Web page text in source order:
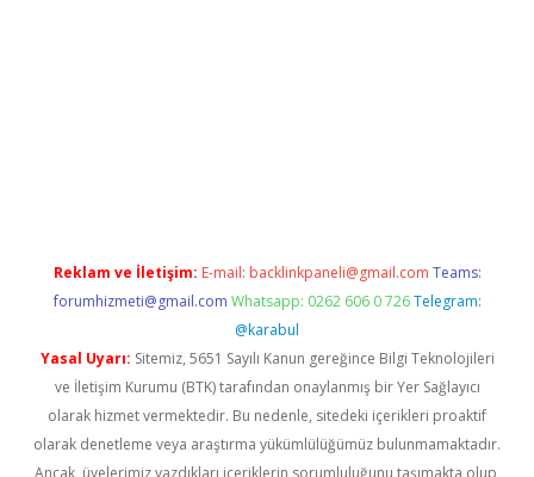
Reklam ve İletişim: E-mail: backlinkpaneli@gmail.com Teams:
forumhizmeti@gmail.com Whatsapp: 0262 606 0 726 Telegram:
@karabul
Yasal Uyarı: Sitemiz, 5651 Sayılı Kanun gereğince Bilgi Teknolojileri
ve İletişim Kurumu (BTK) tarafından onaylanmış bir Yer Sağlayıcı
olarak hizmet vermektedir. Bu nedenle, sitedeki içerikleri proaktif
olarak denetleme veya araştırma yükümlülüğümüz bulunmamaktadır.
Ancak, üyelerimiz yazdıkları içeriklerin sorumluluğunu taşımakta olup,